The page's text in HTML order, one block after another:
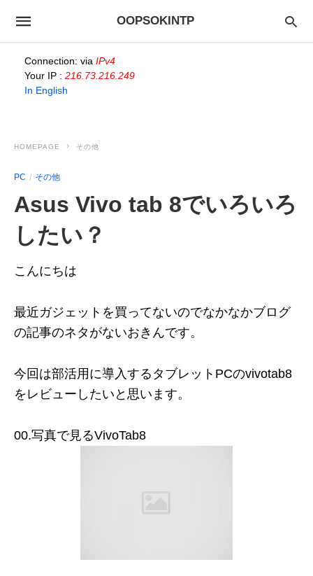
OOPSOKINTP
Connection: via IPv4
Your IP : 216.73.216.249
In English
HOMEPAGE その他
PC その他
Asus Vivo tab 8でいろいろ
したい？
こんにちは
最近ガジェットを買ってないのでなかなかブログ
の記事のネタがないおきんです。
今回は部活用に導入するタブレットPCのvivotab8
をレビューしたいと思います。
00.写真で見るVivoTab8